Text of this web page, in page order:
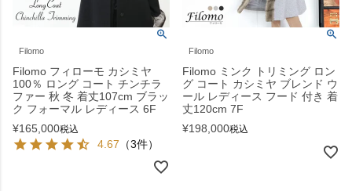
Filomo
Filomo フィローモ カシミヤ
100％ ロング コート チンチラ
ファー 秋 冬 着丈107cm ブラッ
ク フォーマル レディース 6F
¥165,000税込
4.67 （3件）
Filomo
Filomo ミンク トリミング ロン
グ コート カシミヤ ブレンド ウ
ール レディース フード 付き 着
丈120cm 7F
¥198,000税込